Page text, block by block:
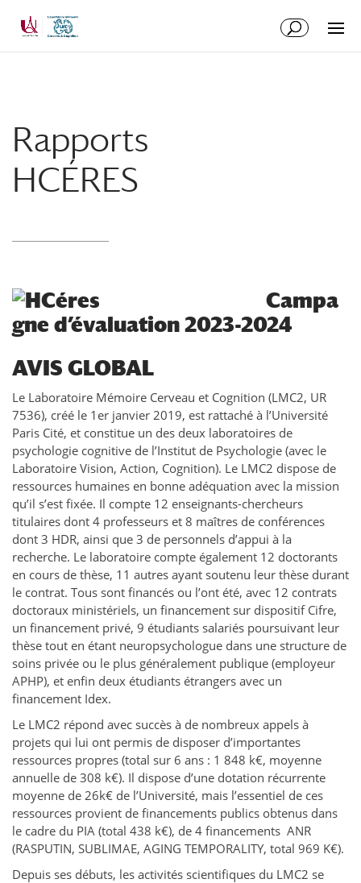
Rapports
HCÉRES
Campa
gne d’évaluation 2023-2024
AVIS GLOBAL
Le Laboratoire Mémoire Cerveau et Cognition (LMC2, UR
7536), créé le 1er janvier 2019, est rattaché à l’Université
Paris Cité, et constitue un des deux laboratoires de
psychologie cognitive de l’Institut de Psychologie (avec le
Laboratoire Vision, Action, Cognition). Le LMC2 dispose de
ressources humaines en bonne adéquation avec la mission
qu’il s’est fixée. Il compte 12 enseignants-chercheurs
titulaires dont 4 professeurs et 8 maîtres de conférences
dont 3 HDR, ainsi que 3 de personnels d’appui à la
recherche. Le laboratoire compte également 12 doctorants
en cours de thèse, 11 autres ayant soutenu leur thèse durant
le contrat. Tous sont financés ou l’ont été, avec 12 contrats
doctoraux ministériels, un financement sur dispositif Cifre,
un financement privé, 9 étudiants salariés poursuivant leur
thèse tout en étant neuropsychologue dans une structure de
soins privée ou le plus généralement publique (employeur
APHP), et enfin deux étudiants étrangers avec un
financement Idex.
Le LMC2 répond avec succès à de nombreux appels à
projets qui lui ont permis de disposer d’importantes
ressources propres (total sur 6 ans : 1 848 k€, moyenne
annuelle de 308 k€). Il dispose d’une dotation récurrente
moyenne de 26k€ de l’Université, mais l’essentiel de ces
ressources provient de financements publics obtenus dans
le cadre du PIA (total 438 k€), de 4 financements ANR
(RASPUTIN, SUBLIMAE, AGING TEMPORALITY, total 969 K€).
Depuis ses débuts, les activités scientifiques du LMC2 se